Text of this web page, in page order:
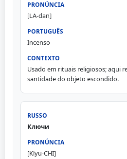
[LA-dan]
Incenso
Usado em rituais religiosos; aqui
santidade do objeto escondido.
Ключи
[Klyu-CHI]